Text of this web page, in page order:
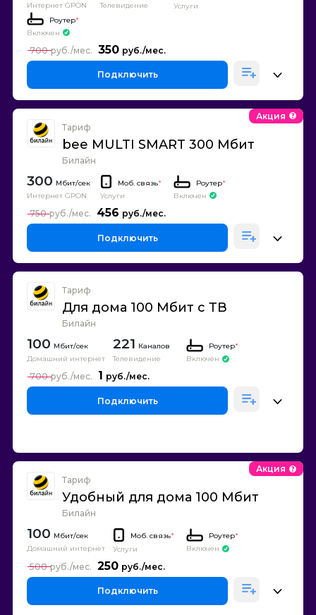
Интернет GPON Телевидение
Услуги
Роутер*
Включен
350
700
Подключить
Тариф
bee MULTI SMART 300 Мбит
Билайн
Акция
300
Интернет GPON
Моб. связь*
Услуги
Роутер*
Включен
456
750
Подключить
Тариф
Для дома 100 Мбит с ТВ
Билайн
100
Домашний интернет
221 Каналов
Телевидение
Роутер*
Включен
1
700
Подключить
Тариф
Удобный для дома 100 Мбит
Билайн
Акция
100
Домашний интернет
Моб. связь*
Услуги
Роутер*
Включен
250
500
Подключить